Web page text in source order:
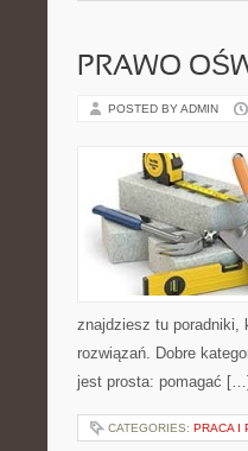
PRAWO
POSTED BY ADMIN
znajdziesz tu poradniki,
rozwiązań. Dobre
jest prosta: pomagać […]
CATEGORIES: PRACA I